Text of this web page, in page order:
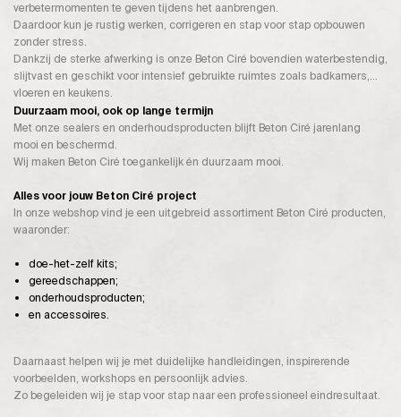
verbetermomenten te geven tijdens het aanbrengen.
Daardoor kun je rustig werken, corrigeren en stap voor stap opbouwen
zonder stress.
Dankzij de sterke afwerking is onze Beton Ciré bovendien waterbestendig,
slijtvast en geschikt voor intensief gebruikte ruimtes zoals badkamers,
vloeren en keukens.
Duurzaam mooi, ook op lange termijn
Met onze sealers en onderhoudsproducten blijft Beton Ciré jarenlang
mooi en beschermd.
Wij maken Beton Ciré toegankelijk én duurzaam mooi.
Alles voor jouw Beton Ciré project
In onze webshop vind je een uitgebreid assortiment Beton Ciré producten,
waaronder:
doe-het-zelf kits;
gereedschappen;
onderhoudsproducten;
en accessoires.
Daarnaast helpen wij je met duidelijke handleidingen, inspirerende
voorbeelden, workshops en persoonlijk advies.
Zo begeleiden wij je stap voor stap naar een professioneel eindresultaat.